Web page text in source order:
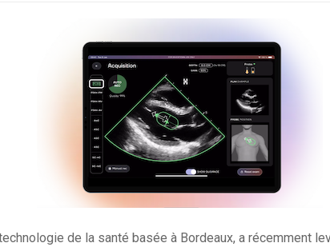
de la santé basée à Bordeaux, a récemment